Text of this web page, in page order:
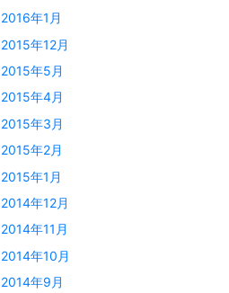
2016年1月
2015年12月
2015年5月
2015年4月
2015年3月
2015年2月
2015年1月
2014年12月
2014年11月
2014年10月
2014年9月